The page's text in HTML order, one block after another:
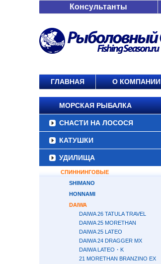
Консультанты
ГЛАВНАЯ О КОМПАНИИ
МОРСКАЯ РЫБАЛКА
СНАСТИ НА ЛОСОСЯ
КАТУШКИ
УДИЛИЩА
СПИННИНГОВЫЕ
SHIMANO
HONNAMI
DAIWA
DAIWA 26 TATULA TRAVEL
DAIWA 25 MORETHAN
DAIWA 25 LATEO
DAIWA 24 DRAGGER MX
DAIWA LATEO・K
21 MORETHAN BRANZINO EX